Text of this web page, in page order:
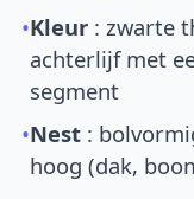
•Kleur : zwarte
achterlijf met
segment
•Nest :
hoog (dak,